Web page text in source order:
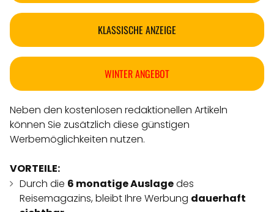
KLASSISCHE ANZEIGE
WINTER ANGEBOT
Neben den kostenlosen redaktionellen Artikeln
können Sie zusätzlich diese günstigen
Werbemöglichkeiten nutzen.
VORTEILE:
Durch die 6 monatige Auslagedes
Reisemagazins, bleibt Ihre Werbung dauerhaft